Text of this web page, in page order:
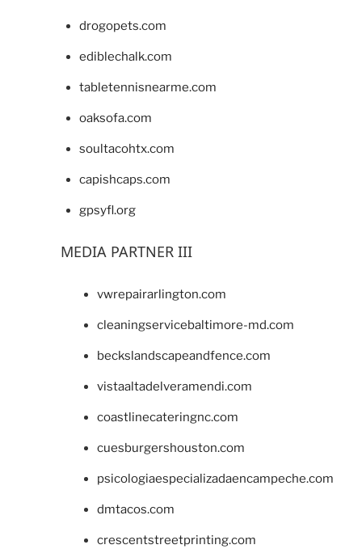
drogopets.com
ediblechalk.com
tabletennisnearme.com
oaksofa.com
soultacohtx.com
capishcaps.com
gpsyfl.org
MEDIA PARTNER III
vwrepairarlington.com
cleaningservicebaltimore-md.com
beckslandscapeandfence.com
vistaaltadelveramendi.com
coastlinecateringnc.com
cuesburgershouston.com
psicologiaespecializadaencampeche.com
dmtacos.com
crescentstreetprinting.com